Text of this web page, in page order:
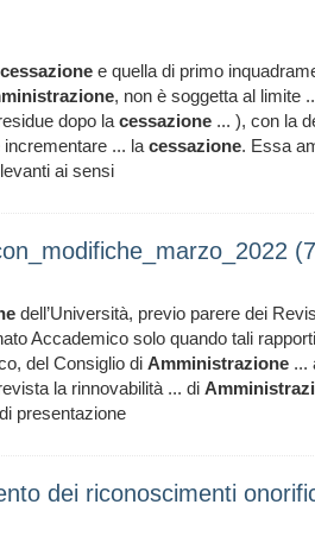
cessazione e quella di primo
, non è soggetta al limite
dopo la cessazione ... ), con la
... la cessazione. Essa
ai sensi
dell’Università, previo parere dei
Accademico solo quando tali
del Consiglio di Amministrazione ...
la rinnovabilità ... di
presentazione
dei riconoscimenti